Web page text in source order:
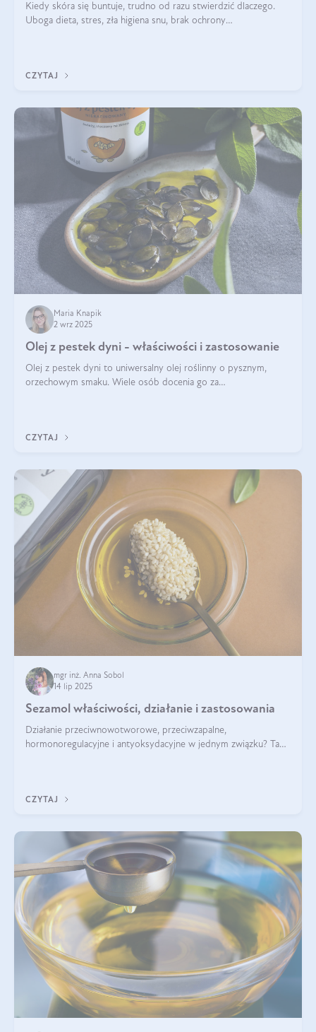
Kiedy skóra się buntuje, trudno od razu stwierdzić dlaczego.
Uboga dieta, stres, zła higiena snu, brak ochrony
CZYTAJ
Maria Knapik
2 wrz 2025
Olej z pestek dyni - właściwości i zastosowanie
Olej z pestek dyni to uniwersalny olej roślinny o pysznym,
orzechowym smaku. Wiele osób docenia go za
CZYTAJ
mgr inż. Anna Sobol
14 lip 2025
Sezamol właściwości, działanie i zastosowania
Działanie przeciwnowotworowe, przeciwzapalne,
hormonoregulacyjne i antyoksydacyjne w jednym związku? Tak
CZYTAJ